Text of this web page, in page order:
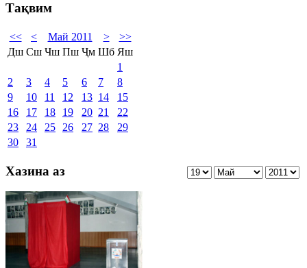
Тақвим
<< < Май 2011 >
>>
Дш Сш Чш Пш Ҷм Шб Яш
1
2
3 4 5 6 7
8
9
10 11 12 13 14
15
16
17 18 19 20 21
22
23
24 25 26 27 28
29
30
31
Хазина аз